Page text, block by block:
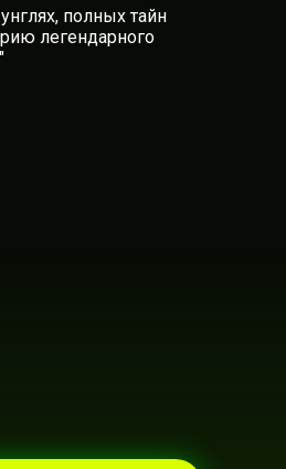
полных тайн
легендарного